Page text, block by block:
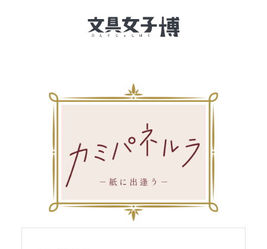
文具女子博とは
NEWS
アイデアコンペ
レポート